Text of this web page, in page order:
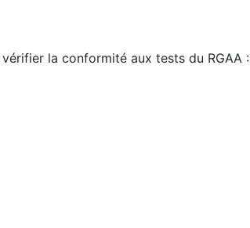
la conformité aux tests du RGAA :